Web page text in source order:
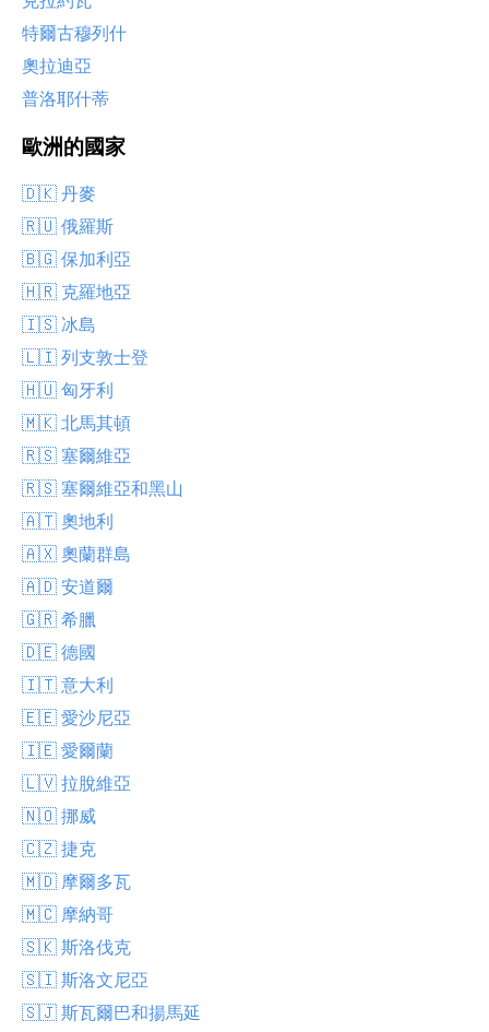
特爾古穆列什
奧拉迪亞
普洛耶什蒂
歐洲的國家
🇩🇰 丹麥
🇷🇺 俄羅斯
🇧🇬 保加利亞
🇭🇷 克羅地亞
🇮🇸 冰島
🇱🇮 列支敦士登
🇭🇺 匈牙利
🇲🇰 北馬其頓
🇷🇸 塞爾維亞
🇷🇸 塞爾維亞和黑山
🇦🇹 奧地利
🇦🇽 奧蘭群島
🇦🇩 安道爾
🇬🇷 希臘
🇩🇪 德國
🇮🇹 意大利
🇪🇪 愛沙尼亞
🇮🇪 愛爾蘭
🇱🇻 拉脫維亞
🇳🇴 挪威
🇨🇿 捷克
🇲🇩 摩爾多瓦
🇲🇨 摩納哥
🇸🇰 斯洛伐克
🇸🇮 斯洛文尼亞
🇸🇯 斯瓦爾巴和揚馬延